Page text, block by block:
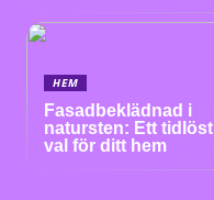
HEM
Fasadbeklädnad i
natursten: Ett tidlöst
val för ditt hem